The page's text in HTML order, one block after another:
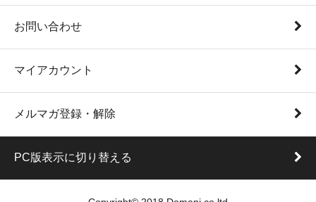
お問い合わせ
マイアカウント
メルマガ登録・解除
PC版表示に切り替える